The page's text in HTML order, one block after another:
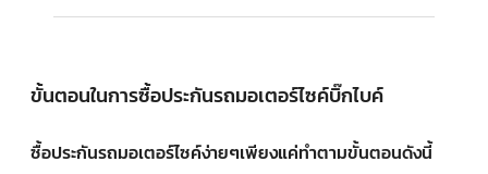
ขั้นตอนในการซื้อประกันรถมอเตอร์ไซค์บิ๊กไบค์
ซื้อประกันรถมอเตอร์ไซค์ง่ายๆเพียงแค่ทำตามขั้นตอนดังนี้